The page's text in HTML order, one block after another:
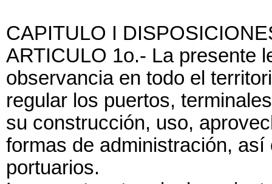
CAPITULO I
ARTICULO 1o.- La presente
observancia en todo el
regular los puertos,
su construcción, uso,
formas de administración,
portuarios.